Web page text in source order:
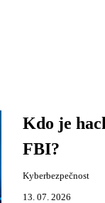
Kdo je
FBI?
Kyberbezpečnost
13. 07. 2026